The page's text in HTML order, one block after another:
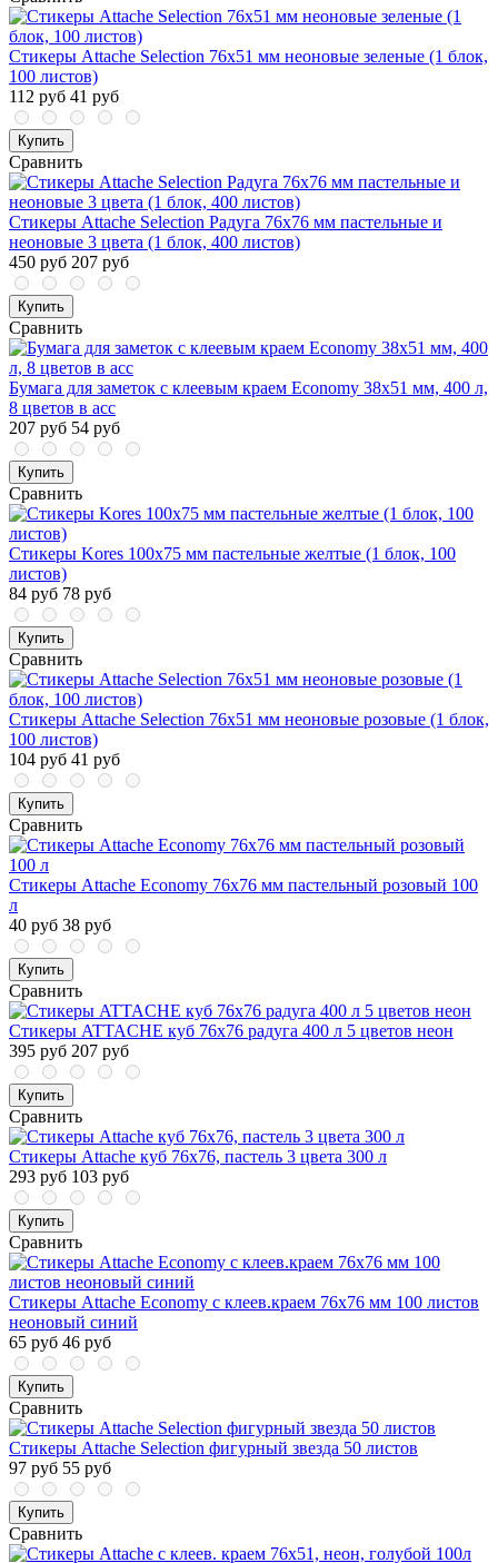
Стикеры Attache Selection 76x51 мм неоновые зеленые (1 блок,
100 листов)
112 руб 41 руб
Купить
Сравнить
Стикеры Attache Selection Радуга 76х76 мм пастельные и
неоновые 3 цвета (1 блок, 400 листов)
450 руб 207 руб
Купить
Сравнить
Бумага для заметок с клеевым краем Economy 38x51 мм, 400 л,
8 цветов в асс
207 руб 54 руб
Купить
Сравнить
Стикеры Kores 100x75 мм пастельные желтые (1 блок, 100
листов)
84 руб 78 руб
Купить
Сравнить
Стикеры Attache Selection 76x51 мм неоновые розовые (1 блок,
100 листов)
104 руб 41 руб
Купить
Сравнить
Стикеры Attache Economy 76x76 мм пастельный розовый 100
л
40 руб 38 руб
Купить
Сравнить
Стикеры ATTACHE куб 76х76 радуга 400 л 5 цветов неон
395 руб 207 руб
Купить
Сравнить
Стикеры Attache куб 76х76, пастель 3 цвета 300 л
293 руб 103 руб
Купить
Сравнить
Стикеры Attache Economy с клеев.краем 76x76 мм 100 листов
неоновый синий
65 руб 46 руб
Купить
Сравнить
Стикеры Attache Selection фигурный звезда 50 листов
97 руб 55 руб
Купить
Сравнить